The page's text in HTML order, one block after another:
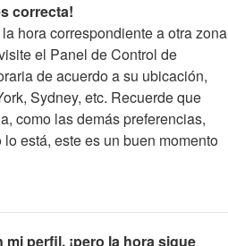
correcta!
hora correspondiente a otra zona
el Panel de Control de
de acuerdo a su ubicación,
Sydney, etc. Recuerde que
como las demás preferencias,
está, este es un buen momento
perfil, ¡pero la hora sigue